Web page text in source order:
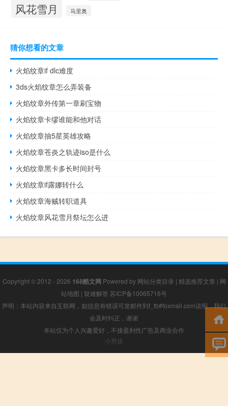
风花雪月 马里奥
猜你想看的文章
火焰纹章if dlc难度
3ds火焰纹章怎么弄装备
火焰纹章外传第一章刷宝物
火焰纹章卡缪谁能和他对话
火焰纹章抽5星英雄攻略
火焰纹章苍炎之轨迹iso是什么
火焰纹章黑卡多长时间封号
火焰纹章if露娜转什么
火焰纹章海贼转职道具
火焰纹章风花雪月祭坛怎么进
Copyright © 2012 - 2026 168酷文网 Powered by 网站分类目录 | 精选推荐文章 | 网
站地图 | 疑难解答 苏ICP备10065716号
声明：本站内容来自互联网，如信息有错误可发邮件到f_fb#foxmail.com说明，我们
会及时纠正，谢谢
本站仅为个人兴趣爱好，不接盈利性广告及商业合作
小男孩